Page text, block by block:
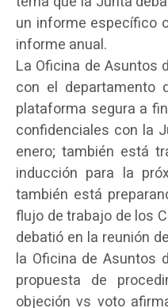
un informe específico
informe anual.
La Oficina de Asuntos
con el departamento
plataforma segura a
confidenciales con la
enero; también está
inducción para la
también está
flujo de trabajo de los
debatió en la reunión
la Oficina de Asuntos
propuesta de
objeción vs voto